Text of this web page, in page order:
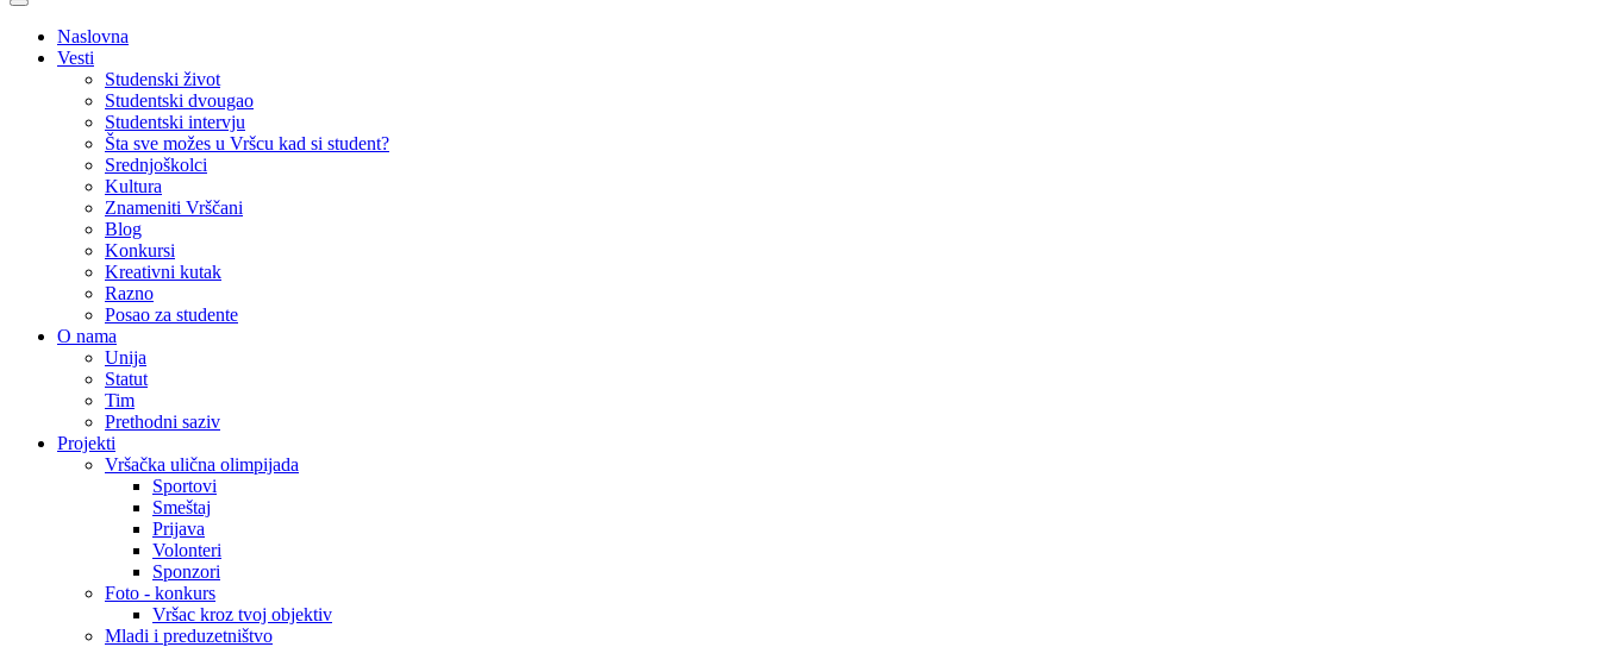
Naslovna
Vesti
Studenski život
Studentski dvougao
Studentski intervju
Šta sve možes u Vršcu kad si student?
Srednjoškolci
Kultura
Znameniti Vrščani
Blog
Konkursi
Kreativni kutak
Razno
Posao za studente
O nama
Unija
Statut
Tim
Prethodni saziv
Projekti
Vršačka ulična olimpijada
Sportovi
Smeštaj
Prijava
Volonteri
Sponzori
Foto - konkurs
Vršac kroz tvoj objektiv
Mladi i preduzetništvo